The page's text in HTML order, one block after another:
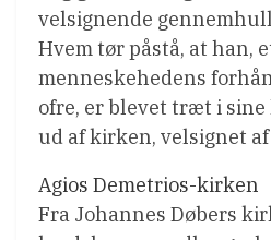
velsignende
Hvem tør påstå, at han,
menneskehedens
ofre, er blevet træt i
ud af kirken, velsignet
Agios Demetrios-kirken
Fra Johannes Døbers